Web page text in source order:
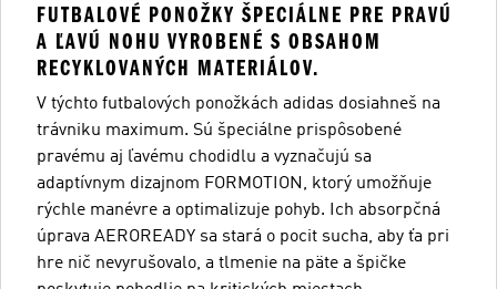
FUTBALOVÉ PONOŽKY ŠPECIÁLNE PRE PRAVÚ
A ĽAVÚ NOHU VYROBENÉ S OBSAHOM
RECYKLOVANÝCH MATERIÁLOV.
V týchto futbalových ponožkách adidas dosiahneš na
trávniku maximum. Sú špeciálne prispôsobené
pravému aj ľavému chodidlu a vyznačujú sa
adaptívnym dizajnom FORMOTION, ktorý umožňuje
rýchle manévre a optimalizuje pohyb. Ich absorpčná
úprava AEROREADY sa stará o pocit sucha, aby ťa pri
hre nič nevyrušovalo, a tlmenie na päte a špičke